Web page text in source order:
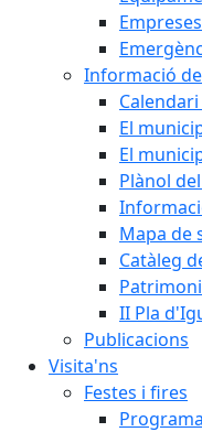
Informació
El
El
Plànol
Mapa de
Catàleg
II Pla
Publicacions
Visita'ns
Festes i fires